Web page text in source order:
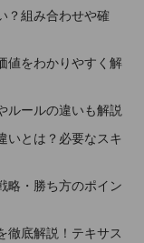
？組み合わせや確
値をわかりやすく解
ルールの違いも解説
いとは？必要なスキ
略・勝ち方のポイン
徹底解説！テキサス